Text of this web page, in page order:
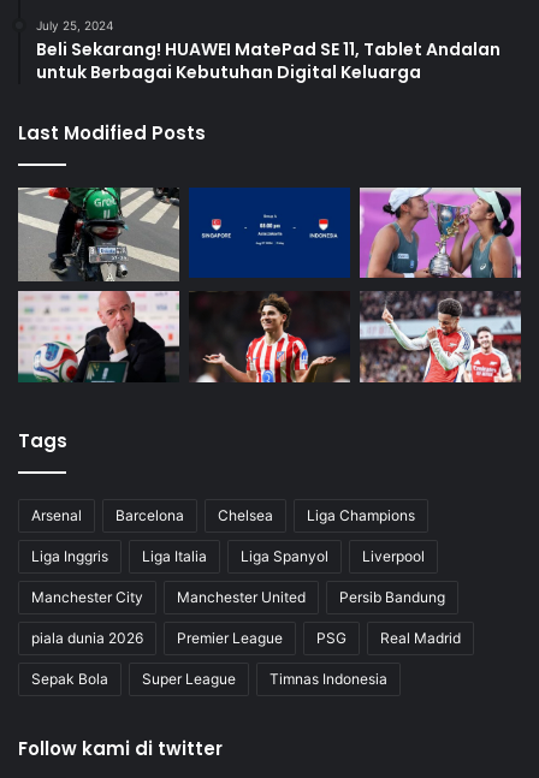
July 25, 2024
Beli Sekarang! HUAWEI MatePad SE 11, Tablet Andalan
untuk Berbagai Kebutuhan Digital Keluarga
Last Modified Posts
Tags
Arsenal Barcelona Chelsea Liga Champions
Liga Inggris Liga Italia Liga Spanyol Liverpool
Manchester City Manchester United Persib Bandung
piala dunia 2026 Premier League PSG Real Madrid
Sepak Bola Super League Timnas Indonesia
Follow kami di twitter